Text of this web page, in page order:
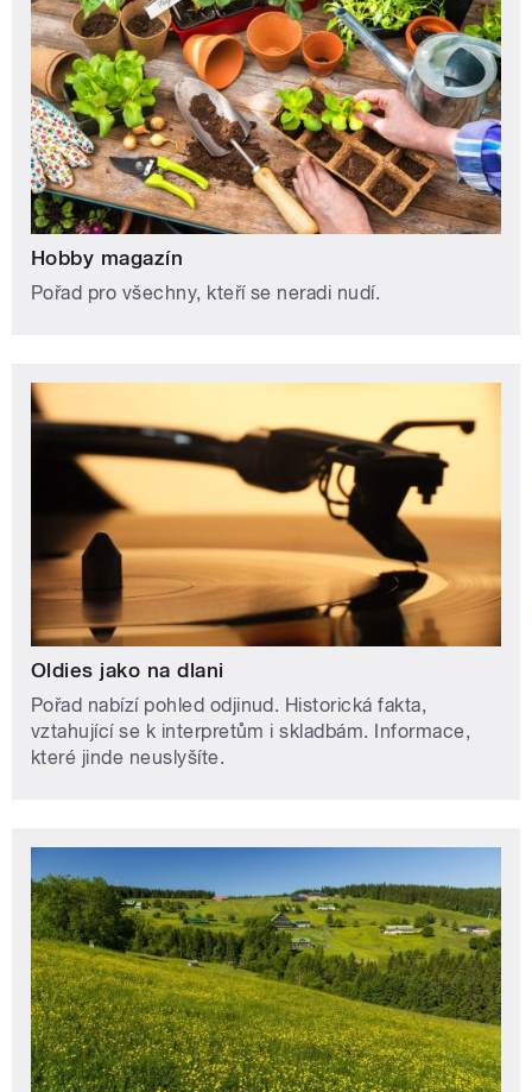
Hobby magazín
Pořad pro všechny, kteří se neradi nudí.
Oldies jako na dlani
Pořad nabízí pohled odjinud. Historická fakta,
vztahující se k interpretům i skladbám. Informace,
které jinde neuslyšíte.